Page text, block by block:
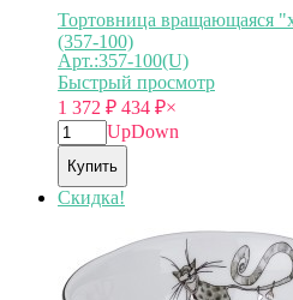
Тортовница вращающаяся
(357-100)
Арт.:357-100(U)
Быстрый просмотр
1 372 ₽ 434 ₽×
UpDown
Купить
Скидка!